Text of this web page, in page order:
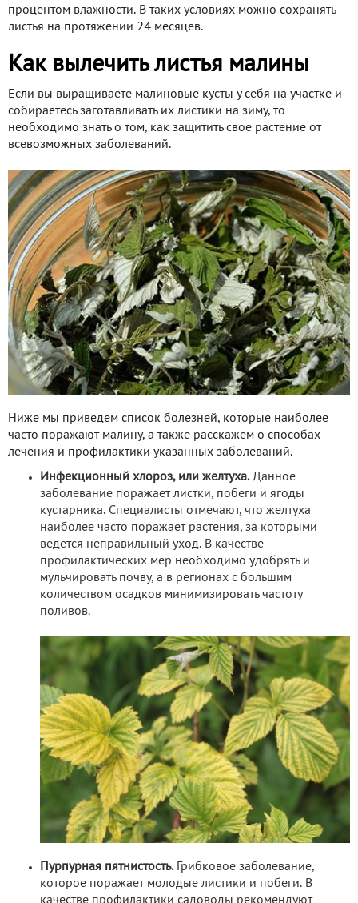
процентом влажности. В таких условиях можно сохранять
листья на протяжении 24 месяцев.
Как вылечить листья малины
Если вы выращиваете малиновые кусты у себя на участке и
собираетесь заготавливать их листики на зиму, то
необходимо знать о том, как защитить свое растение от
всевозможных заболеваний.
Ниже мы приведем список болезней, которые наиболее
часто поражают малину, а также расскажем о способах
лечения и профилактики указанных заболеваний.
Инфекционный хлороз, или желтуха.Данное
заболевание поражает листки, побеги и ягоды
кустарника. Специалисты отмечают, что желтуха
наиболее часто поражает растения, за которыми
ведется неправильный уход. В качестве
профилактических мер необходимо удобрять и
мульчировать почву, а в регионах с большим
количеством осадков минимизировать частоту
поливов.
Пурпурная пятнистость.
Грибковое заболевание,
которое поражает молодые листики и побеги. В
качестве профилактики садоводы рекомендуют